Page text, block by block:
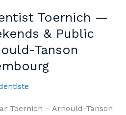
Toernich —
& Public
Tanson
Toernich – Arnould-Tanson